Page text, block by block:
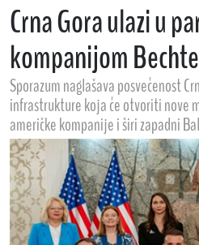
Crna Gora ulazi u
kompanijom
Sporazum naglašava posvećenost
infrastrukture koja će otvoriti nove
američke kompanije i širi zapadni